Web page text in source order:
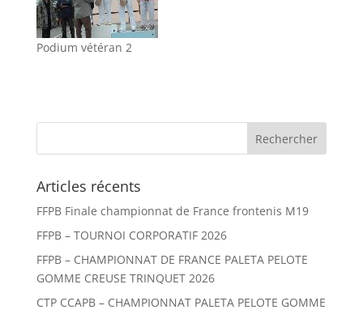
Podium vétéran 2
Articles récents
FFPB Finale championnat de France frontenis M19
FFPB – TOURNOI CORPORATIF 2026
FFPB – CHAMPIONNAT DE FRANCE PALETA PELOTE
GOMME CREUSE TRINQUET 2026
CTP CCAPB – CHAMPIONNAT PALETA PELOTE GOMME